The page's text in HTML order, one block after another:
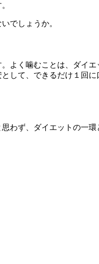
でしょうか。
よく噛むことは、ダイ
て、できるだけ１回
わず、ダイエットの一